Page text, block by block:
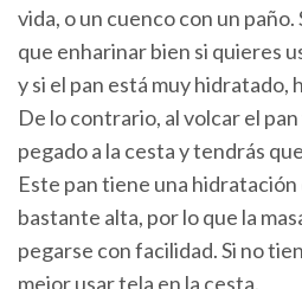
vida, o un cuenco con un paño.
que enharinar bien si quieres
y si el pan está muy hidratado,
De lo contrario, al volcar el
pegado a la cesta y tendrás
Este pan tiene una hidratación
bastante alta, por lo que la
pegarse con facilidad. Si no
mejor usar tela en la cesta.